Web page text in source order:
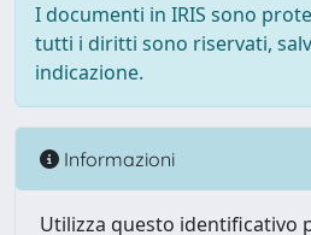
I documenti in IRIS sono
tutti i diritti sono riservati,
indicazione.
Informazioni
Utilizza questo identificativo